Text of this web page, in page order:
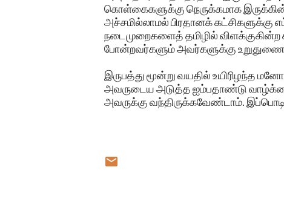
கொள்கைகளுக்கு நெருக்கமாக
அச்சமில்லாமல் பிரதானக் கட்சிகளுக்கு
நடைமுறைகளைத் தமிழில்
போன்றவர்களும் அவர்களுக்கு
இருபத்து மூன்று வயதில் உயிரிழந்த
அவருடைய அடுத்த ஐம்பதாண்டு வாழ்க்கை
அவருக்கு வந்திருக்கவேண்டாம்.